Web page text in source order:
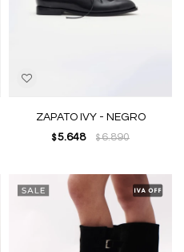
ZAPATO IVY - NEGRO
$ 5.648 $6.890